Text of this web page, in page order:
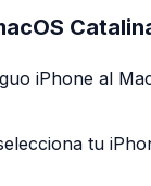
iPhone al
tu